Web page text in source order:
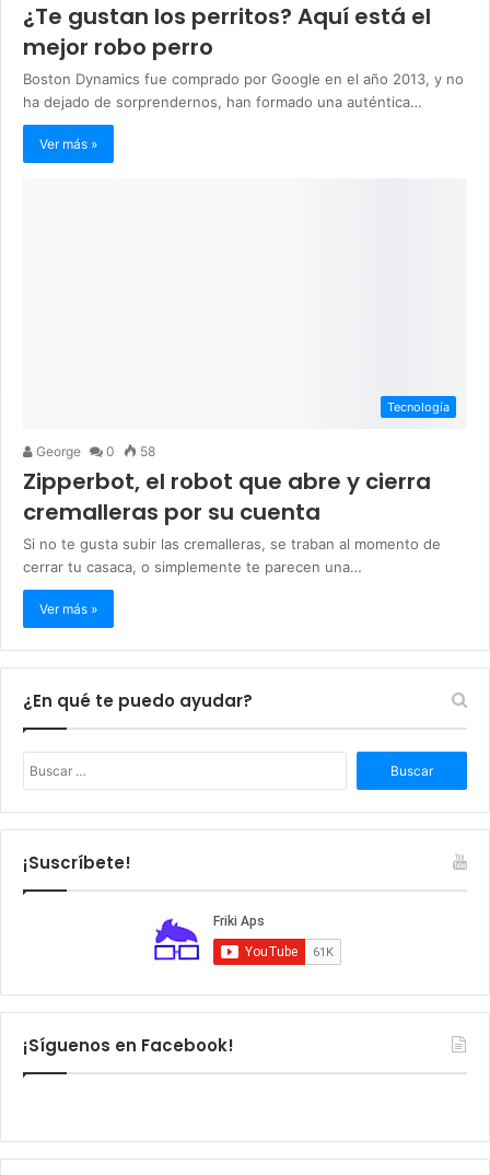
¿Te gustan los perritos? Aquí está el
mejor robo perro
Boston Dynamics fue comprado por Google en el año 2013, y no
ha dejado de sorprendernos, han formado una auténtica…
Ver más »
Tecnología
George 0 58
Zipperbot, el robot que abre y cierra
cremalleras por su cuenta
Si no te gusta subir las cremalleras, se traban al momento de
cerrar tu casaca, o simplemente te parecen una…
Ver más »
¿En qué te puedo ayudar?
s
c
¡Suscríbete!
¡Síguenos en Facebook!